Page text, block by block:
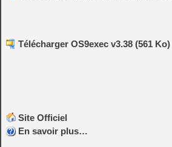
Télécharger OS9exec v3.38 (561 Ko)
Site Officiel
En savoir plus…